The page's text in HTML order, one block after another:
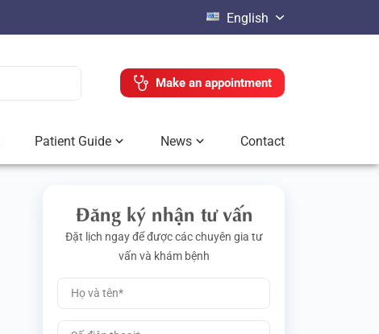
English
Make an appointment
Patient Guide News Contact
Đăng ký nhận tư vấn
Đặt lịch ngay để được các chuyên gia tư
vấn và khám bệnh